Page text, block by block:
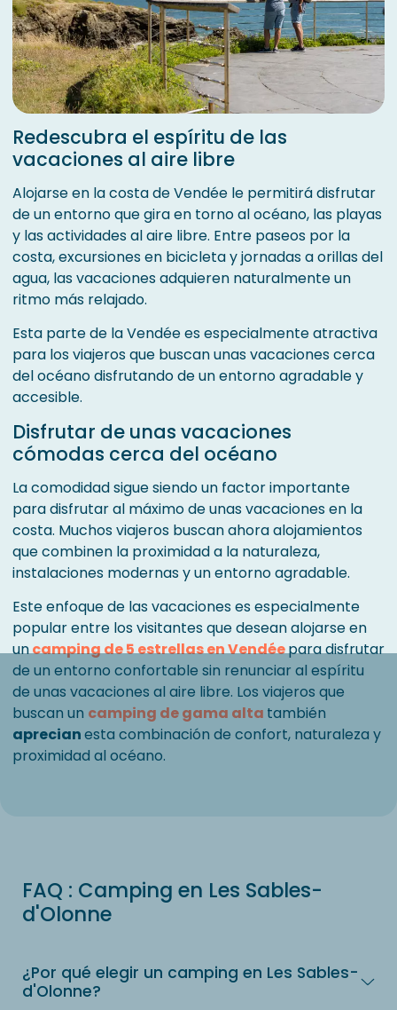
Redescubra el espíritu de las
vacaciones al aire libre
Alojarse en la costa de Vendée le permitirá disfrutar
de un entorno que gira en torno al océano, las playas
y las actividades al aire libre. Entre paseos por la
costa, excursiones en bicicleta y jornadas a orillas del
agua, las vacaciones adquieren naturalmente un
ritmo más relajado.
Esta parte de la Vendée es especialmente atractiva
para los viajeros que buscan unas vacaciones cerca
del océano disfrutando de un entorno agradable y
accesible.
Disfrutar de unas vacaciones
cómodas cerca del océano
La comodidad sigue siendo un factor importante
para disfrutar al máximo de unas vacaciones en la
costa. Muchos viajeros buscan ahora alojamientos
que combinen la proximidad a la naturaleza,
instalaciones modernas y un entorno agradable.
Este enfoque de las vacaciones es especialmente
popular entre los visitantes que desean alojarse en
uncamping de 5 estrellas en Vendéepara disfrutar
de un entorno confortable sin renunciar al espíritu
de unas vacaciones al aire libre. Los viajeros que
buscan un camping de gama alta también
aprecianesta combinación de confort, naturaleza y
proximidad al océano.
FAQ : Camping en Les Sables-
d'Olonne
¿Por qué elegir un camping en Les Sables-
d'Olonne?